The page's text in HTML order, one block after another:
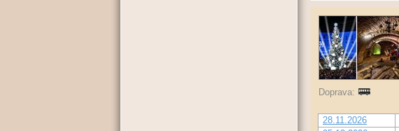
Doprava:
28.11.2026